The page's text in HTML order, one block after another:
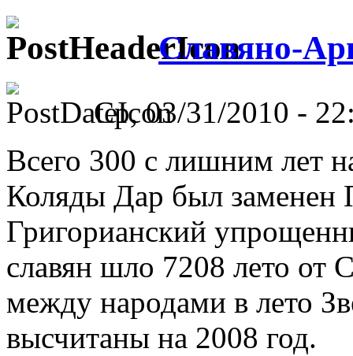
Славяно-
Ср, 03/31/2010 -
Всего 300 с лишним лет
Коляды Дар был
Григорианский
славян шло 7208 лето
между народами в лето
высчитаны на 2008 год.